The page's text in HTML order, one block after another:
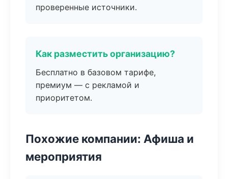
проверенные источники.
Как разместить организацию?
Бесплатно в базовом тарифе,
премиум — с рекламой и
приоритетом.
Похожие компании: Афиша и
мероприятия